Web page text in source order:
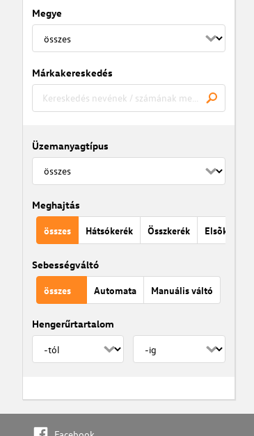
Megye
Márkakereskedés
Üzemanyagtípus
Meghajtás
összes Hátsókerék Összkerék Elsõkerék
Sebességváltó
összes Automata Manuális váltó
Hengerűrtartalom